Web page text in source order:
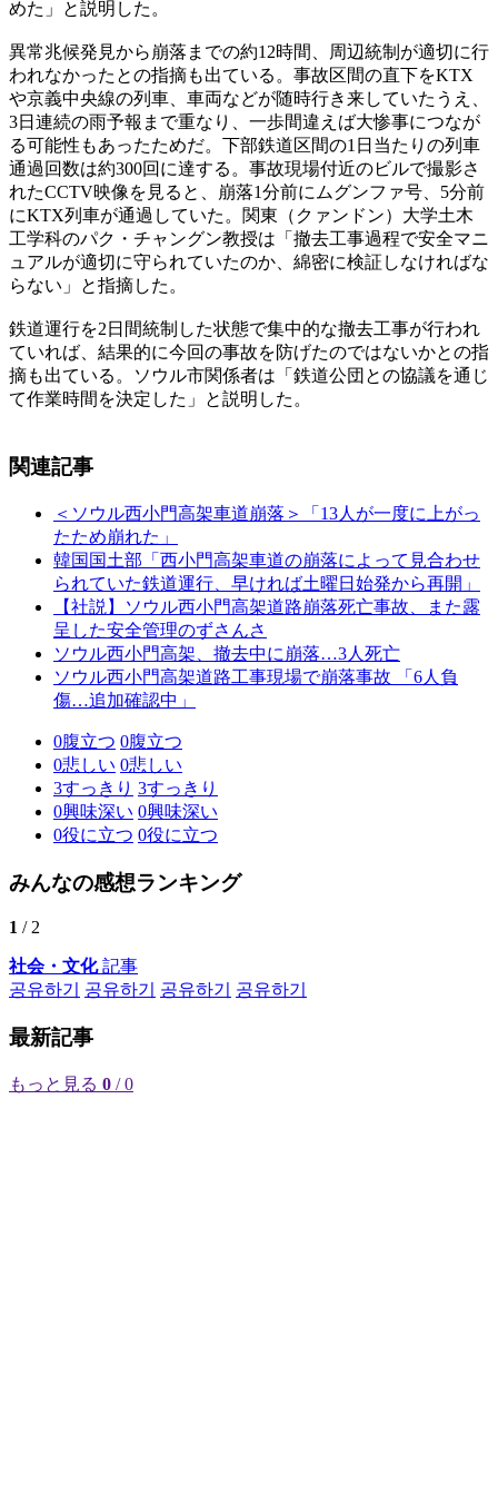
めた」と説明した。
異常兆候発見から崩落までの約12時間、周辺統制が適切に行
われなかったとの指摘も出ている。事故区間の直下をKTX
や京義中央線の列車、車両などが随時行き来していたうえ、
3日連続の雨予報まで重なり、一歩間違えば大惨事につなが
る可能性もあったためだ。下部鉄道区間の1日当たりの列車
通過回数は約300回に達する。事故現場付近のビルで撮影さ
れたCCTV映像を見ると、崩落1分前にムグンファ号、5分前
にKTX列車が通過していた。関東（クァンドン）大学土木
工学科のパク・チャングン教授は「撤去工事過程で安全マニ
ュアルが適切に守られていたのか、綿密に検証しなければな
らない」と指摘した。
鉄道運行を2日間統制した状態で集中的な撤去工事が行われ
ていれば、結果的に今回の事故を防げたのではないかとの指
摘も出ている。ソウル市関係者は「鉄道公団との協議を通じ
て作業時間を決定した」と説明した。
関連記事
＜ソウル西小門高架車道崩落＞「13人が一度に上がっ
たため崩れた」
韓国国土部「西小門高架車道の崩落によって見合わせ
られていた鉄道運行、早ければ土曜日始発から再開」
【社説】ソウル西小門高架道路崩落死亡事故、また露
呈した安全管理のずさんさ
ソウル西小門高架、撤去中に崩落…3人死亡
ソウル西小門高架道路工事現場で崩落事故 「6人負
傷…追加確認中」
0腹立つ 0腹立つ
0悲しい 0悲しい
3すっきり 3すっきり
0興味深い 0興味深い
0役に立つ 0役に立つ
みんなの感想ランキング
1 / 2
社会・文化記事
공유하기
공유하기 공유하기 공유하기
最新記事
もっと見る 0 / 0